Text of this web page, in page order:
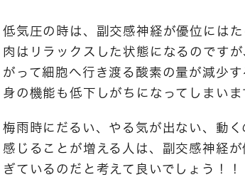
低気圧の時は、副交感神経が優位には
肉はリラックスした状態になるのです
がって細胞へ行き渡る酸素の量が減少
身の機能も低下しがちになってしまいま
梅雨時にだるい、やる気が出ない、動
感じることが増える人は、副交感神経
ぎているのだと考えて良いでしょう！！